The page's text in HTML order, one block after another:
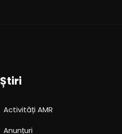
Știri
Activități AMR
Anunțuri